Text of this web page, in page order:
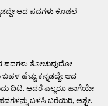
ಆದ ಪದಗಳು ಕೂಡಲೆ
ತೋಚುವುದೋ
ಹೆಚ್ಚು ಕನ್ನಡದ್ದೇ ಆದ
ದಿಟ. ಆದರೆ ಎಲ್ಲರೂ ಹಾಗೆಯೇ
ಬಳಸಿ ಬರೆಯಿರಿ, ಅಶ್ಟೇ.